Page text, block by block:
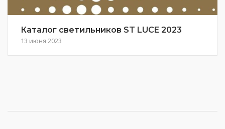
Каталог светильников ST LUCE 2023
13 июня 2023